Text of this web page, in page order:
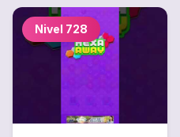
Nivel 728